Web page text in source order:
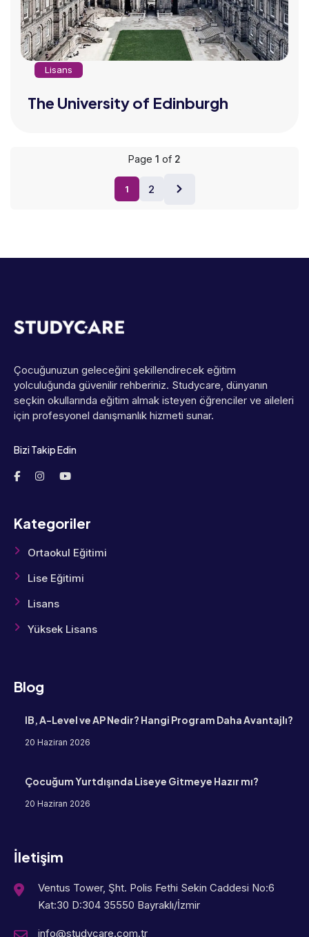
Lisans
The University of Edinburgh
Page 1 of 2
1 2
Çocuğunuzun geleceğini şekillendirecek eğitim
yolculuğunda güvenilir rehberiniz. Studycare, dünyanın
seçkin okullarında eğitim almak isteyen öğrenciler ve aileleri
için profesyonel danışmanlık hizmeti sunar.
Bizi Takip Edin
Kategoriler
Ortaokul Eğitimi
Lise Eğitimi
Lisans
Yüksek Lisans
Blog
IB, A-Level ve AP Nedir? Hangi Program Daha Avantajlı?
20 Haziran 2026
Çocuğum Yurtdışında Liseye Gitmeye Hazır mı?
20 Haziran 2026
İletişim
Ventus Tower, Şht. Polis Fethi Sekin Caddesi No:6
Kat:30 D:304 35550 Bayraklı/İzmir
info@studycare.com.tr